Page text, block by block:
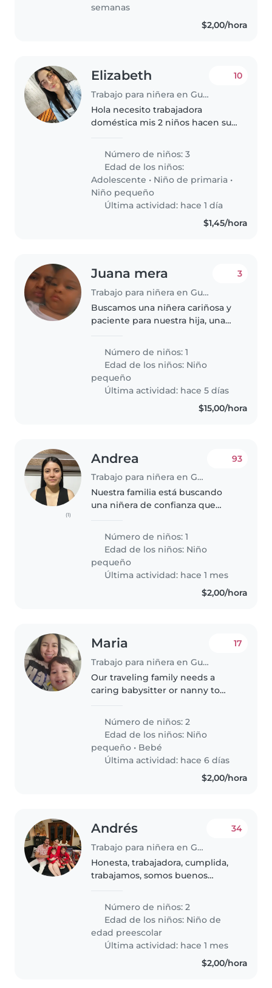
semanas
$2,00/hora
Elizabeth
Trabajo para niñera en Guayaquil
10
Hola necesito trabajadora
doméstica mis 2 niños hacen sus
está aprendiendo aún
Número de niños: 3
Edad de los niños:
Adolescente • Niño de primaria •
Niño pequeño
Última actividad: hace 1 día
$1,45/hora
Juana mera
Trabajo para niñera en Guayaquil
3
Buscamos una niñera cariñosa y
paciente para nuestra hija, una
ayudar con la cocina y conozca
nuestra rutina familiar.
¡Contáctennos..
Número de niños: 1
Edad de los niños: Niño
pequeño
Última actividad: hace 5 días
$15,00/hora
(1)
Andrea
Trabajo para niñera en Guayaquil
93
Nuestra familia está buscando
una niñera de confianza que
energético y cariñoso niño de 1
año. Necesitamos a alguien que
esté cómoda/o con las mascotas,
la..
Número de niños: 1
Edad de los niños: Niño
pequeño
Última actividad: hace 1 mes
$2,00/hora
Maria
Trabajo para niñera en Guayaquil
17
Our traveling family needs a
caring babysitter or nanny to
a curious toddler and a newborn.
Help with light chores
welcomed. Come meet our kids
and..
Número de niños: 2
Edad de los niños: Niño
pequeño • Bebé
Última actividad: hace 6 días
$2,00/hora
Andrés
Trabajo para niñera en Guayaquil
34
Honesta, trabajadora, cumplida,
trabajamos, somos buenos
Número de niños: 2
Edad de los niños: Niño de
edad preescolar
Última actividad: hace 1 mes
$2,00/hora